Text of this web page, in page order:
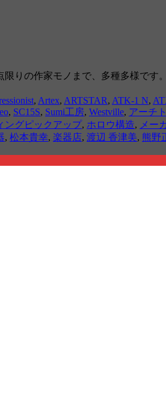
りの作家モノまで、多種多様で
, Artex, ARTSTAR, ATK-1 N,
, SC15S, Sumi工房, Westville, アーチ
ングピックアップ, ホロウ構造, メー
, 松本貴幸, 楽器店, 渡辺 香津美, 熊野